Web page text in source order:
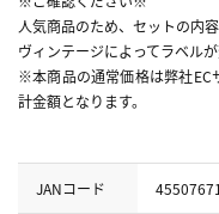
人気商品のため、セットの内
ヴィンテージによってラベル
※本商品の通常価格は弊社EC
計金額となります。
JANコード